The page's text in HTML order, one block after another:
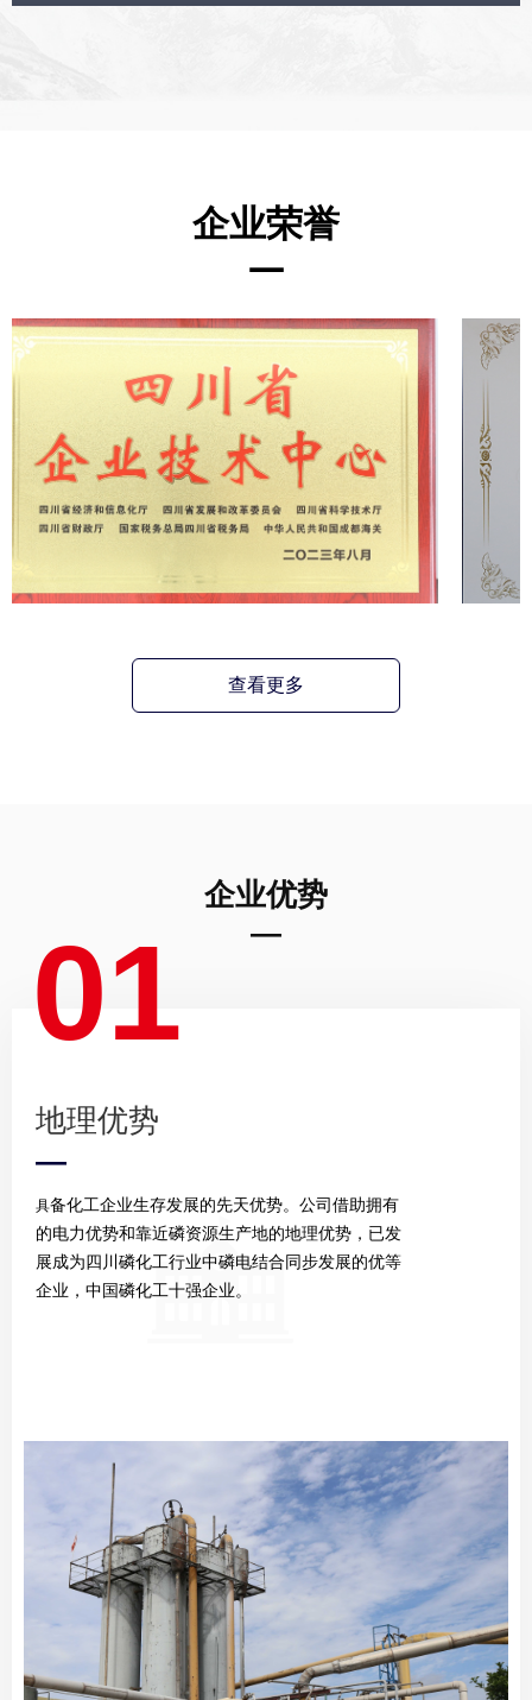
企业荣誉
—
查看更多
企业优势
—
地理优势
—
具备化工企业生存发展的先天优势。公司借助拥有
的电力优势和靠近磷资源生产地的地理优势，已发
展成为四川磷化工行业中磷电结合同步发展的优等
企业，中国磷化工十强企业。
01